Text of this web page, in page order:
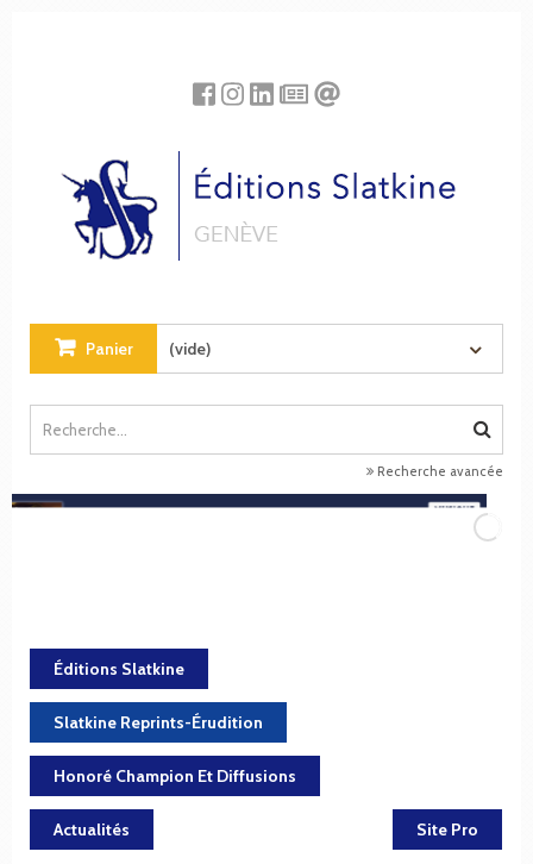
Panier (vide)
Recherche avancée
Éditions Slatkine
Slatkine Reprints-Érudition
Honoré Champion Et Diffusions
Actualités Site Pro